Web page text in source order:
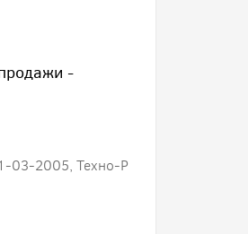
-
03-2005, Техно-Р